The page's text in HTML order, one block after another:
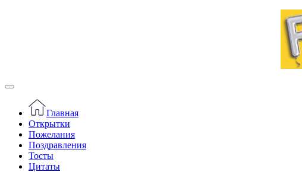
Главная
Открытки
Пожелания
Поздравления
Тосты
Цитаты